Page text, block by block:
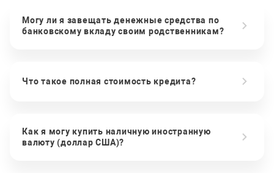
Могу ли я завещать денежные средства по
банковскому вкладу своим родственникам?
Что такое полная стоимость кредита?
Как я могу купить наличную иностранную
валюту (доллар США)?